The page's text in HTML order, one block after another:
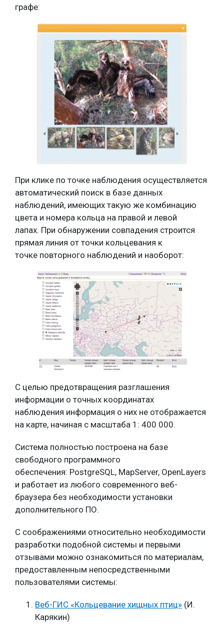
графе:
При клике по точке наблюдения осуществляется
автоматический поиск в базе данных
наблюдений, имеющих такую же комбинацию
цвета и номера кольца на правой и левой
лапах. При обнаружении совпадения строится
прямая линия от точки кольцевания к
точке повторного наблюдений и наоборот:
С целью предотвращения разглашения
информации о точных координатах
наблюдения информация о них не отображается
на карте, начиная с масштаба 1: 400 000.
Система полностью построена на базе
свободного программного
обеспечения: PostgreSQL, MapServer, OpenLayers
и работает из любого современного веб-
браузера без необходимости установки
дополнительного ПО.
С соображениями относительно необходимости
разработки подобной системы и первыми
отзывами можно ознакомиться по материалам,
предоставленным непосредственными
пользователями системы:
Веб-ГИС «Кольцевание хищных птиц» (И.
Карякин)